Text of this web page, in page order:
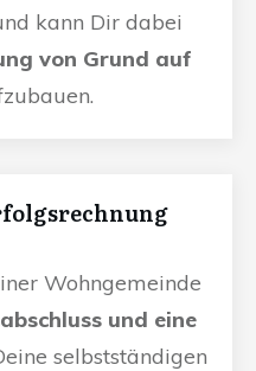
kann Dir dabei
von Grund auf
Wohngemeinde
und eine
selbstständigen